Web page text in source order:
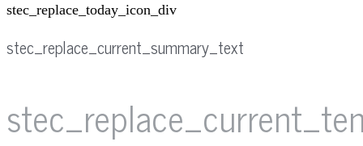
stec_replace_today_icon_div
stec_replace_current_summary_text